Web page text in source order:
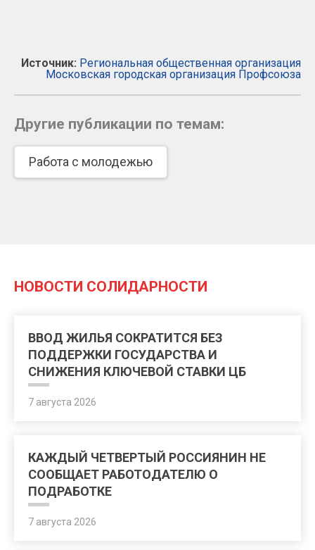
Источник: Региональная общественная организация
Московская городская организация Профсоюза
Другие публикации по темам:
Работа с молодежью
НОВОСТИ СОЛИДАРНОСТИ
ВВОД ЖИЛЬЯ СОКРАТИТСЯ БЕЗ
ПОДДЕРЖКИ ГОСУДАРСТВА И
СНИЖЕНИЯ КЛЮЧЕВОЙ СТАВКИ ЦБ
7 августа 2026
КАЖДЫЙ ЧЕТВЕРТЫЙ РОССИЯНИН НЕ
СООБЩАЕТ РАБОТОДАТЕЛЮ О
ПОДРАБОТКЕ
7 августа 2026